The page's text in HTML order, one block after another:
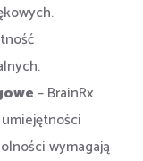
– BrainRx
wymagają